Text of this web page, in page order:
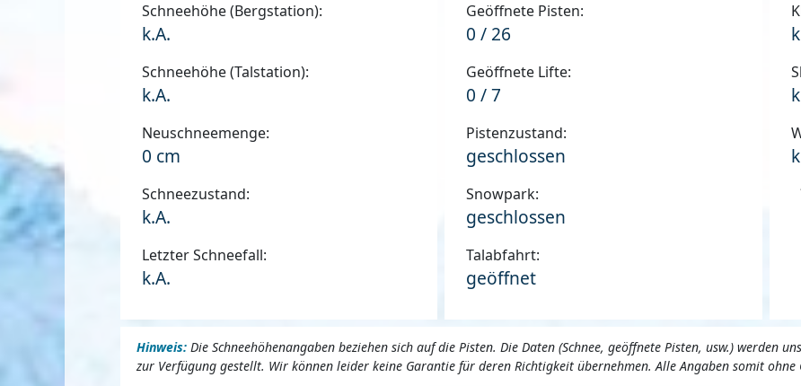
Schneehöhe (Bergstation):
k.A.
Schneehöhe (Talstation):
k.A.
Neuschneemenge:
0 cm
Schneezustand:
k.A.
Letzter Schneefall:
k.A.
Geöffnete Pisten:
0 / 26
Geöffnete Lifte:
0 / 7
Pistenzustand:
geschlossen
Snowpark:
geschlossen
Talabfahrt:
geöffnet
Hinweis: Die Schneehöhenangaben beziehen sich auf die Pisten. Die Daten (Schnee, geöffnete Pisten, usw.) werden
zur Verfügung gestellt. Wir können leider keine Garantie für deren Richtigkeit übernehmen. Alle Angaben somit ohne